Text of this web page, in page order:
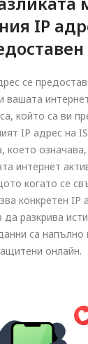
IP
се
който са ви
IP адрес на
което
интернет
когато се
конкретен IP
разкрива
са напълно
онлайн.